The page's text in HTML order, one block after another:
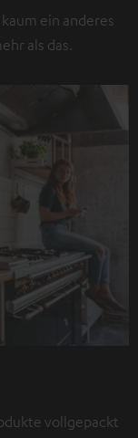
ein anderes
als das.
vollgepackt